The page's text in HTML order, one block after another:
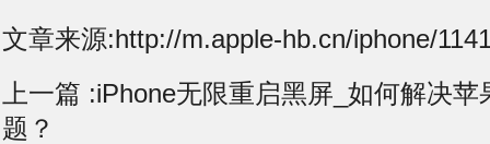
文章来源:http://m.apple-hb.cn/iphone/
上一篇 :iPhone无限重启黑屏_如何解决
题？